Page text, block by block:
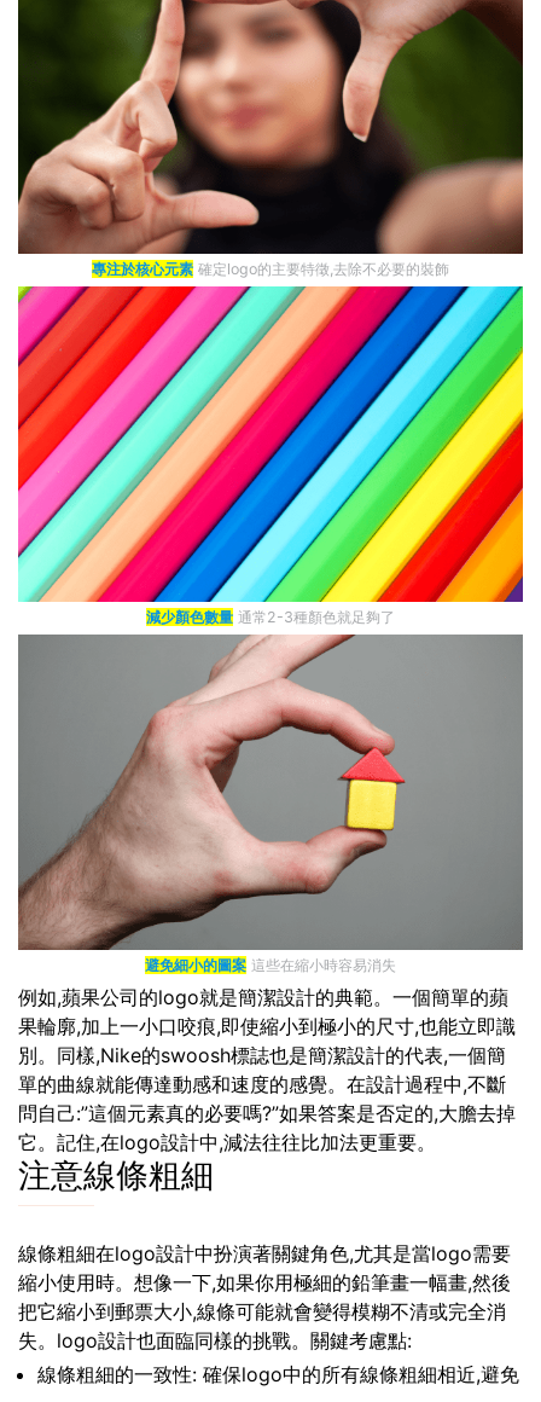
專注於核心元素 確定logo的主要特徵,去除不必要的裝飾
減少顏色數量 通常2-3種顏色就足夠了
避免細小的圖案 這些在縮小時容易消失
例如,蘋果公司的logo就是簡潔設計的典範。一個簡單的蘋
果輪廓,加上一小口咬痕,即使縮小到極小的尺寸,也能立即識
別。同樣,Nike的swoosh標誌也是簡潔設計的代表,一個簡
單的曲線就能傳達動感和速度的感覺。在設計過程中,不斷
問自己:”這個元素真的必要嗎?”如果答案是否定的,大膽去掉
它。記住,在logo設計中,減法往往比加法更重要。
注意線條粗細
線條粗細在logo設計中扮演著關鍵角色,尤其是當logo需要
縮小使用時。想像一下,如果你用極細的鉛筆畫一幅畫,然後
把它縮小到郵票大小,線條可能就會變得模糊不清或完全消
失。logo設計也面臨同樣的挑戰。關鍵考慮點:
線條粗細的一致性: 確保logo中的所有線條粗細相近,避免